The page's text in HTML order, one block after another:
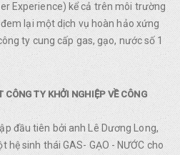
Experience) kể cả trên môi trường
lại một dịch vụ hoàn hảo xứng
ty cung cấp gas, gạo, nước số 1
CÔNG TY KHỞI NGHIỆP VỀ CÔNG
đầu tiên bởi anh Lê Dương Long,
sinh thái GAS- GẠO - NƯỚC cho